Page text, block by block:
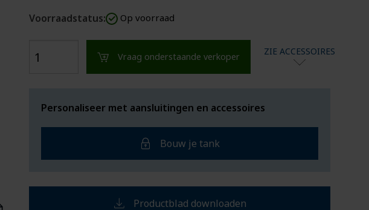
Voorraadstatus: Op voorraad
Vraag onderstaande verkoper ZIE ACCESSOIRES
Personaliseer met aansluitingen en accessoires
Bouw je tank
Productblad downloaden